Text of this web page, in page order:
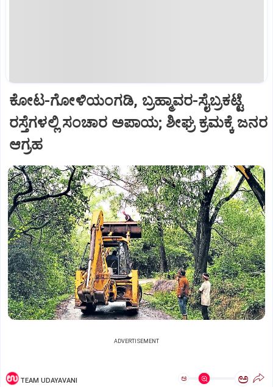
ಕೋಟ-ಗೋಳಿಯಂಗಡಿ, ಬ್ರಹ್ಮಾವರ-ಸೈಬ್ರಕಟ್ಟೆ
ರಸ್ತೆಗಳಲ್ಲಿ ಸಂಚಾರ ಅಪಾಯ; ಶೀಘ್ರ ಕ್ರಮಕ್ಕೆ ಜನರ
ಆಗ್ರಹ
ADVERTISEMENT
TEAM UDAYAVANI ಅ ಅ